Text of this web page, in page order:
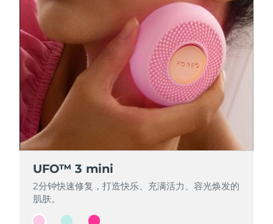
UFO™ 3 mini
2分钟快速修复，打造快乐、充满活力、容光焕发的
肌肤。
UFO™ 3 mini
2分钟快速修复，打造快乐、充满活力、容光焕发的
肌肤。
UFO™ 3 mini
2分钟快速修复，打造快乐、充满活力、容光焕发的
肌肤。
越南 预计送达日期 2026/8/15